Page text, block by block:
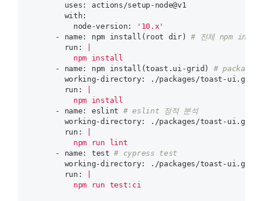
        uses:
        with:
          node-version:
'10.x'
      - name:
npm install(root dir) # 전체 npm
        run:
      - name:
npm install(toast.ui-grid) # package
        working-directory:
./packages/toast-ui.grid
        run:
      - name:
eslint # eslint 정적 분석
        working-directory:
        run:
      - name:
test # cypress test
        working-directory:
        run:
          npm run test:ci